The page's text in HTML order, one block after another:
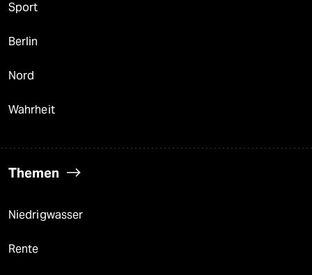
Sport
Berlin
Nord
Wahrheit
Themen
Niedrigwasser
Rente